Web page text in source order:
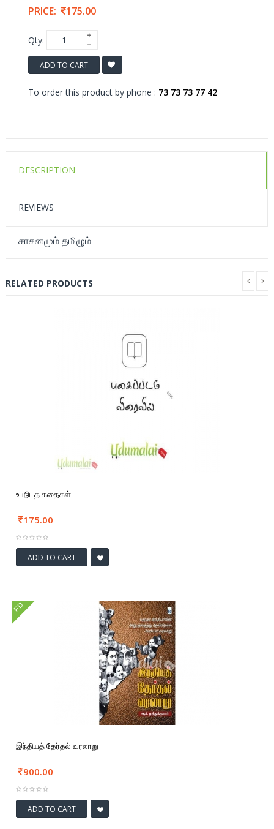
PRICE: 175.00
Qty:
ADD TO CART
To order this product by phone : 73 73 73 77 42
DESCRIPTION
REVIEWS
சாசனமும் தமிழும்
RELATED PRODUCTS
உபநிடத கதைகள்
175.00
ADD TO CART
FD
இந்தியத் தேர்தல் வரலாறு
900.00
ADD TO CART